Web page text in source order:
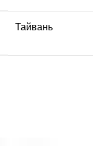
Тайвань